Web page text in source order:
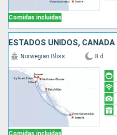
Comidas incluidas
ESTADOS UNIDOS, CANADÁ
Comidas incluidas
Norwegian Bliss 8 d